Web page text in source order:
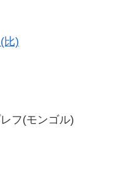
比)
フ(モンゴル)